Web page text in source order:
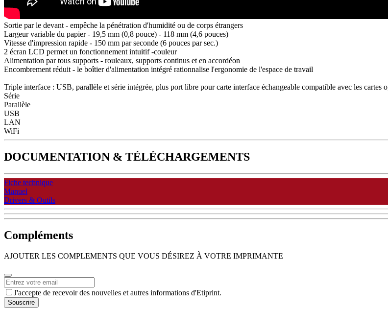
Sortie par le devant - empêche la pénétration d'humidité ou de corps étrangers
Largeur variable du papier - 19,5 mm (0,8 pouce) - 118 mm (4,6 pouces)
Vitesse d'impression rapide - 150 mm par seconde (6 pouces par sec.)
2 écran LCD permet un fonctionnement intuitif -couleur
Alimentation par tous supports - rouleaux, supports continus et en accordéon
Encombrement réduit - le boîtier d'alimentation intégré rationnalise l'ergonomie de l'espace de travail
Triple interface : USB, parallèle et série intégrée, plus port libre pour carte interface échangeable compatible avec les cartes
Série
Parallèle
USB
LAN
WiFi
DOCUMENTATION & TÉLÉCHARGEMENTS
Fiche technique
Manuel
Drivers & Outils
Compléments
AJOUTER LES COMPLEMENTS QUE VOUS DÉSIREZ À VOTRE IMPRIMANTE
Email*
J'accepte de recevoir des nouvelles et autres informations d'Etiprint.
Souscrire